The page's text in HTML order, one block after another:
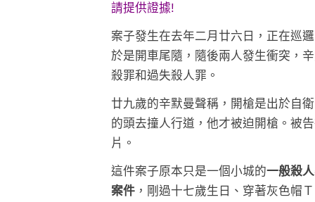
請提供證據!
案子發生在去年二月廿六日，正在巡
於是開車尾隨，隨後兩人發生衝突，
殺罪和過失殺人罪。
廿九歲的辛默曼聲稱，開槍是出於自
的頭去撞人行道，他才被迫開槍。被
片。
這件案子原本只是一個小城的一般殺
案件 ，剛過十七歲生日、穿著灰色帽